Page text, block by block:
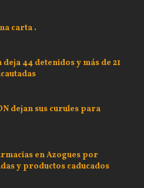
carta .
44 detenidos y más de 21
dejan sus curules para
en Azogues por
y productos caducados